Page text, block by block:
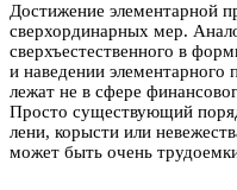
Достижение элементарной
сверхординарных мер.
сверхъестественного в
и наведении
лежат не в сфере
Просто существующий
лени, корысти или
может быть очень